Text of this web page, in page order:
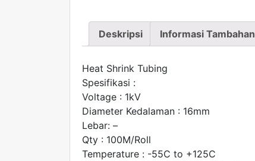
Deskripsi Informasi Tambahan
Heat Shrink Tubing
Spesifikasi :
Voltage : 1kV
Diameter Kedalaman : 16mm
Lebar: –
Qty : 100M/Roll
Temperature : -55C to +125C